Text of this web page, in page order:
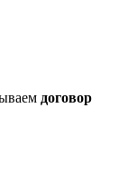
договор